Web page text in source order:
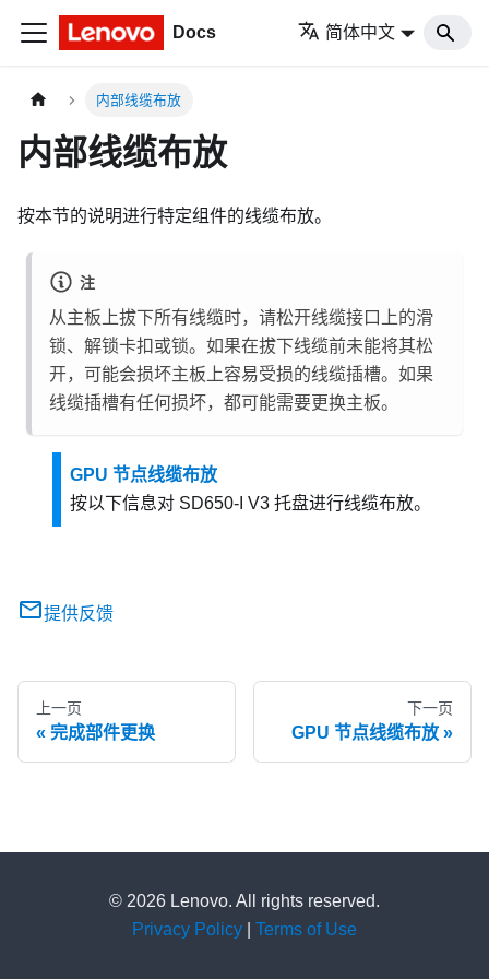
Docs 简体中文
内部线缆布放
内部线缆布放
按本节的说明进行特定组件的线缆布放。
注
从主板上拔下所有线缆时，请松开线缆接口上的滑
锁、解锁卡扣或锁。如果在拔下线缆前未能将其松
开，可能会损坏主板上容易受损的线缆插槽。如果
线缆插槽有任何损坏，都可能需要更换主板。
GPU 节点线缆布放
按以下信息对 SD650-I V3 托盘进行线缆布放。
提供反馈
上一页
完成部件更换
下一页
GPU 节点线缆布放
© 2026 Lenovo. All rights reserved.
Privacy Policy
Terms of Use